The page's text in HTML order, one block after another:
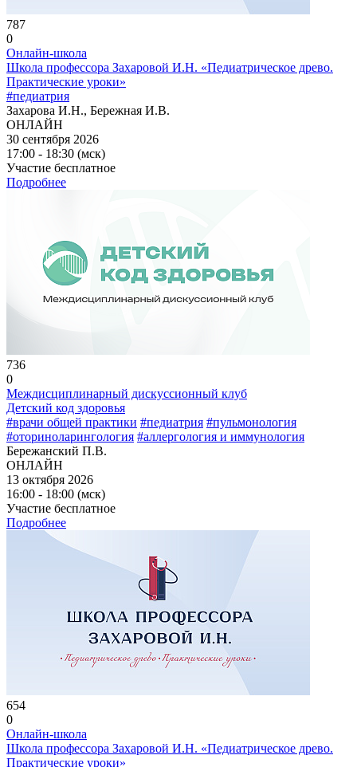
787
0
Онлайн-школа
Школа профессора Захаровой И.Н. «Педиатрическое древо.
Практические уроки»
#педиатрия
Захарова И.Н., Бережная И.В.
ОНЛАЙН
30 сентября 2026
17:00 - 18:30 (мск)
Участие бесплатное
Подробнее
736
0
Междисциплинарный дискуссионный клуб
Детский код здоровья
#врачи общей практики #педиатрия #пульмонология
#оториноларингология #аллергология и иммунология
Бережанский П.В.
ОНЛАЙН
13 октября 2026
16:00 - 18:00 (мск)
Участие бесплатное
Подробнее
654
0
Онлайн-школа
Школа профессора Захаровой И.Н. «Педиатрическое древо.
Практические уроки»